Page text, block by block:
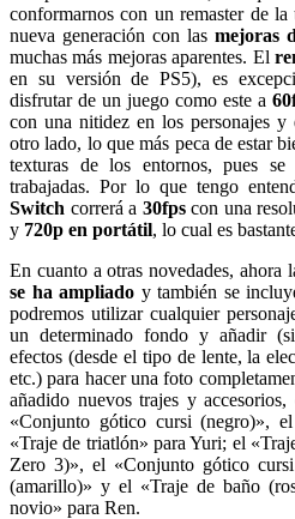
conformarnos con un remaster de
nueva generación con las mejoras
muchas más mejoras aparentes. El
en su versión de PS5), es
disfrutar de un juego como este a
con una nitidez en los personajes y
otro lado, lo que más peca de estar
texturas de los entornos, pues
trabajadas. Por lo que tengo
Switch correrá a 30fpscon una
y 720p en portátil, lo cual es
En cuanto a otras novedades, ahora
se ha ampliado y también se
podremos utilizar cualquier
un determinado fondo y añadir
efectos (desde el tipo de lente, la
etc.) para hacer una foto
añadido nuevos trajes y
«Conjunto gótico cursi (negro)»,
«Traje de triatlón» para Yuri; el
Zero 3)», el «Conjunto gótico
(amarillo)» y el «Traje de baño
novio» para Ren.